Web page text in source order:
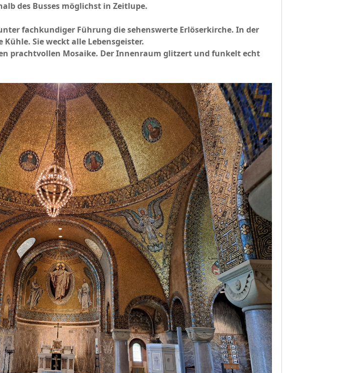
des Busses möglichst in Zeitlupe.
fachkundiger Führung die sehenswerte Erlöserkirche. In der
Sie weckt alle Lebensgeister.
prachtvollen Mosaike. Der Innenraum glitzert und funkelt echt